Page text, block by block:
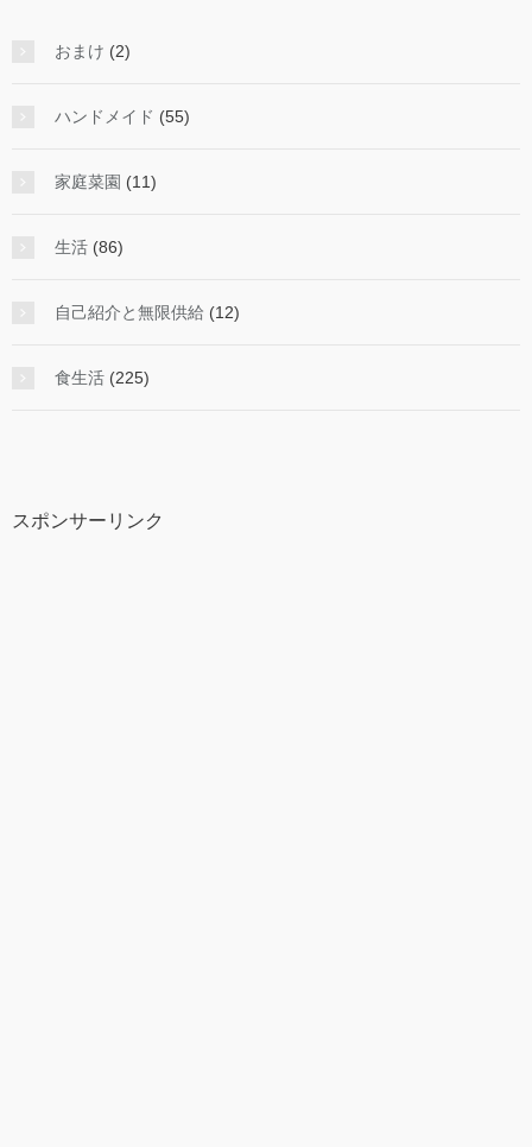
おまけ (2)
ハンドメイド (55)
家庭菜園 (11)
生活 (86)
自己紹介と無限供給 (12)
食生活 (225)
スポンサーリンク